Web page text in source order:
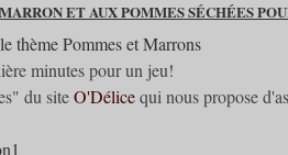
ET AUX POMMES SÉCHÉES
minutes pour un jeu!
du siteO'Délicequi nous propose